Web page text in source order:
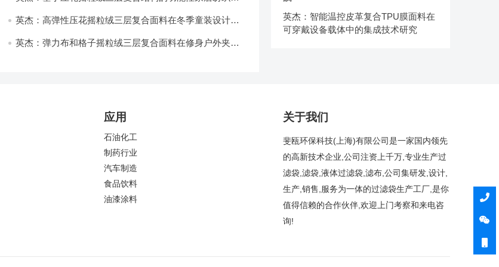
英杰：高弹性压花摇粒绒三层复合面料在冬季童装设计中
英杰：弹力布和格子摇粒绒三层复合面料在修身户外夹克
英杰：智能温控皮革复合TPU膜面料在
可穿戴设备载体中的集成技术研究
应用
石油化工
制药行业
汽车制造
食品饮料
油漆涂料
关于我们
斐瓯环保科技(上海)有限公司是一家国内领先
的高新技术企业,公司注资上千万,专业生产过
滤袋,滤袋,液体过滤袋,滤布,公司集研发,设计,
生产,销售,服务为一体的过滤袋生产工厂,是你
值得信赖的合作伙伴,欢迎上门考察和来电咨
询!